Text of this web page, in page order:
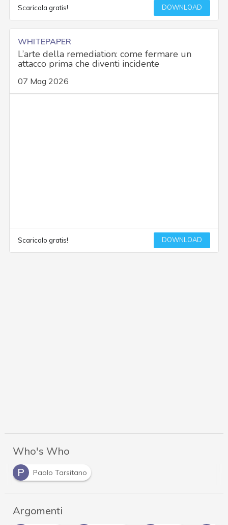
Scaricala gratis! DOWNLOAD
WHITEPAPER
L’arte della remediation: come fermare un
attacco prima che diventi incidente
07 Mag 2026
Scaricalo gratis! DOWNLOAD
Who's Who
P
Paolo Tarsitano
Argomenti